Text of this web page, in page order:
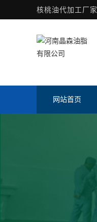
核桃油代加工厂家
网站首页